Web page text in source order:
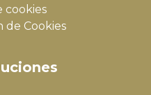
cookies
de Cookies